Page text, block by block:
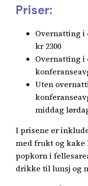
Priser:
Overnatting i
kr 2300
Overnatting i
Uten
middag
I prisene er
med frukt og kake
popkorn i
drikke til lunsj og